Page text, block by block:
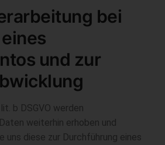
bei
und zur
b DSGVO werden
weiterhin erhoben und
uns diese zur Durchführung eines